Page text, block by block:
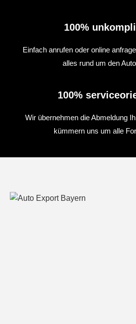
100%
Einfach anrufen oder online
alles rund um den
100%
Wir übernehmen die Abmeldung
kümmern uns um alle